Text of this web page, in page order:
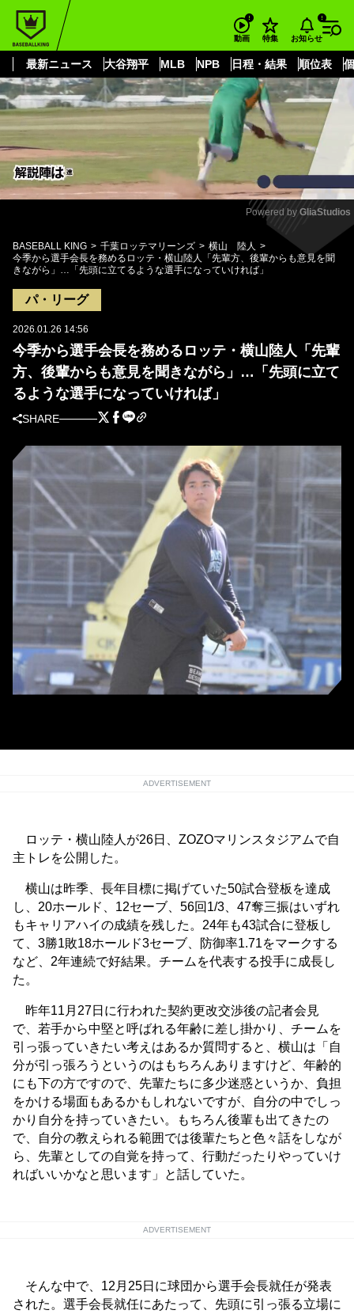
動画 特集 お知らせ
最新ニュース 大谷翔平 MLB NPB 日程・結果 順位表
もっと見る
Mute
Powered by GliaStudios
BASEBALL KING 千葉ロッテマリーンズ
横山 陸人
今季から選手会長を務めるロッテ・横山陸人「先輩方、後輩からも意見を聞
きながら」…「先頭に立てるような選手になっていければ」
パ・リーグ
2026.01.26 14:56
今季から選手会長を務めるロッテ・横山陸人「先輩
方、後輩からも意見を聞きながら」…「先頭に立て
るような選手になっていければ」
SHARE
ADVERTISEMENT
ロッテ・横山陸人が26日、ZOZOマリンスタジアムで自
主トレを公開した。
横山は昨季、長年目標に掲げていた50試合登板を達成
し、20ホールド、12セーブ、56回1/3、47奪三振はいずれ
もキャリアハイの成績を残した。24年も43試合に登板し
て、3勝1敗18ホールド3セーブ、防御率1.71をマークする
など、2年連続で好結果。チームを代表する投手に成長し
た。
昨年11月27日に行われた契約更改交渉後の記者会見
で、若手から中堅と呼ばれる年齢に差し掛かり、チームを
引っ張っていきたい考えはあるか質問すると、横山は「自
分が引っ張ろうというのはもちろんありますけど、年齢的
にも下の方ですので、先輩たちに多少迷惑というか、負担
をかける場面もあるかもしれないですが、自分の中でしっ
かり自分を持っていきたい。もちろん後輩も出てきたの
で、自分の教えられる範囲では後輩たちと色々話をしなが
ら、先輩としての自覚を持って、行動だったりやっていけ
ればいいかなと思います」と話していた。
ADVERTISEMENT
そんな中で、12月25日に球団から選手会長就任が発表
された。選手会長就任にあたって、先頭に引っ張る立場に